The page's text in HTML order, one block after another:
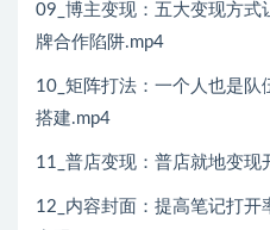
09_博主变现：五大变现方式
牌合作陷阱.mp4
10_矩阵打法：一个人也是
搭建.mp4
11_普店变现：普店就地变现
12_内容封面：提高笔记打